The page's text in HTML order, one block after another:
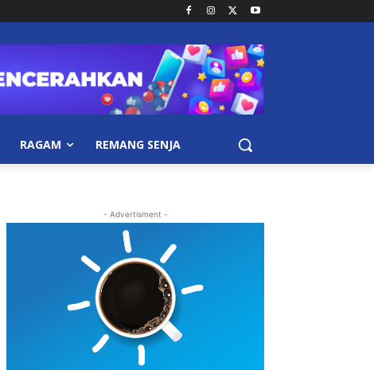
RAGAM REMANG SENJA
- Advertisment -